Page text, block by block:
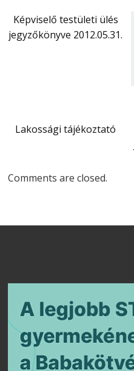
Képviselő testületi ülés
jegyzőkönyve 2012.05.31.
Lakossági tájékoztató
Comments are closed.